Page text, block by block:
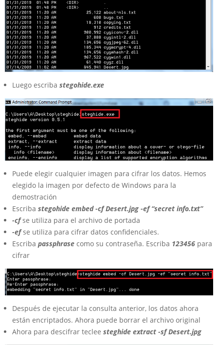
Luego escriba stegohide.exe
Puede elegir cualquier imagen para cifrar los datos. Hemos
elegido la imagen por defecto de Windows para la
demostración
Escriba stegohide embed -cf Desert.jpg -ef “secret info.txt”
-cfse utiliza para el archivo de portada
-efse utiliza para cifrar datos confidenciales.
Escriba passphrase como su contraseña. Escriba 123456 para
cifrar
Después de ejecutar la consulta anterior, los datos ahora
están encriptados. Ahora puede borrar el archivo original
Ahora para descifrar teclee steghide extract -sf Desert.jpg